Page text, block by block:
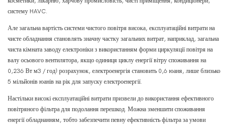
систему HAVC.
Але загальна вартість системи чистого повітря висока, експлуатаційні витрати на
чисте обладнання становлять значну частку загальних витрат, наприклад, загальна
чиста кімната заводу електроніки з використанням форми циркуляції повітря на
валу осьового вентилятора, якщо одиниця циклу енергії вітру споживання на
0,236 Вт м3 / год) розрахунок, електроенергія становить 0,6 юаня, лише близько
5 мільйонів юанів на рік для запуску електроенергії.
Настільки високі експлуатаційні витрати призвели до використання ефективного
повітряного фільтра для подолання перешкод. Можна зменшити споживання
енергії обладнанням, тобто забезпечити певну ефективність фільтра за умови